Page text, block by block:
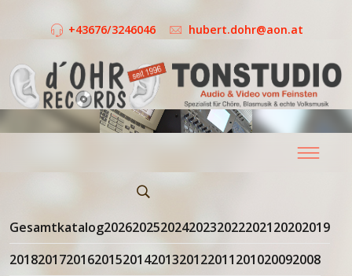
+43676/3246046 hubert.dohr@aon.at
Gesamtkatalog20262025202420232022202120202019
20182017201620152014201320122011201020092008